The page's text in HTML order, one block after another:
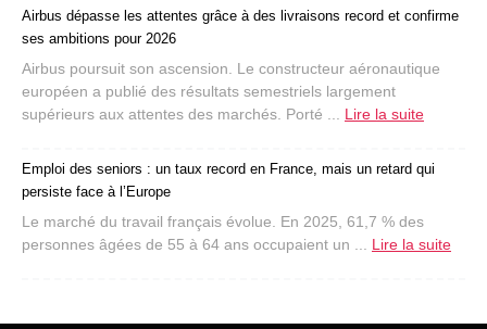
Airbus dépasse les attentes grâce à des livraisons record et confirme
ses ambitions pour 2026
Airbus poursuit son ascension. Le constructeur aéronautique
européen a publié des résultats semestriels largement
supérieurs aux attentes des marchés. Porté ... Lire la suite
Emploi des seniors : un taux record en France, mais un retard qui
persiste face à l’Europe
Le marché du travail français évolue. En 2025, 61,7 % des
personnes âgées de 55 à 64 ans occupaient un ... Lire la suite